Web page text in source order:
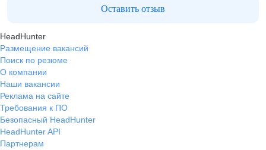
Оставить отзыв
HeadHunter
Размещение вакансий
Поиск по резюме
О компании
Наши вакансии
Реклама на сайте
Требования к ПО
Безопасный HeadHunter
HeadHunter API
Партнерам